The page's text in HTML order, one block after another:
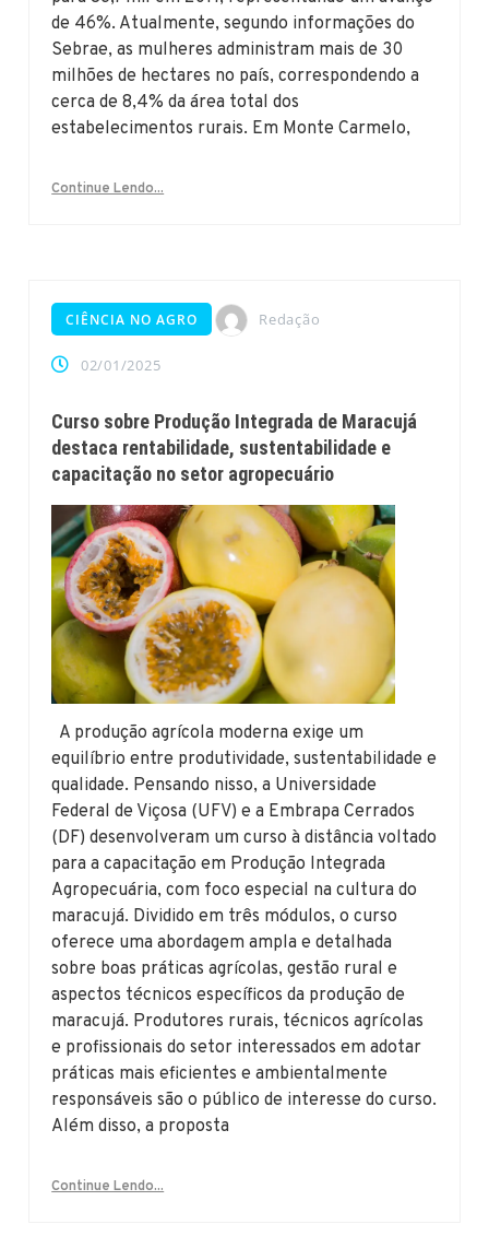
de 46%. Atualmente, segundo informações do
Sebrae, as mulheres administram mais de 30
milhões de hectares no país, correspondendo a
cerca de 8,4% da área total dos
estabelecimentos rurais. Em Monte Carmelo,
Continue Lendo...
CIÊNCIA NO AGRO Redação
02/01/2025
Curso sobre Produção Integrada de Maracujá
destaca rentabilidade, sustentabilidade e
capacitação no setor agropecuário
A produção agrícola moderna exige um
equilíbrio entre produtividade, sustentabilidade e
qualidade. Pensando nisso, a Universidade
Federal de Viçosa (UFV) e a Embrapa Cerrados
(DF) desenvolveram um curso à distância voltado
para a capacitação em Produção Integrada
Agropecuária, com foco especial na cultura do
maracujá. Dividido em três módulos, o curso
oferece uma abordagem ampla e detalhada
sobre boas práticas agrícolas, gestão rural e
aspectos técnicos específicos da produção de
maracujá. Produtores rurais, técnicos agrícolas
e profissionais do setor interessados em adotar
práticas mais eficientes e ambientalmente
responsáveis são o público de interesse do curso.
Além disso, a proposta
Continue Lendo...